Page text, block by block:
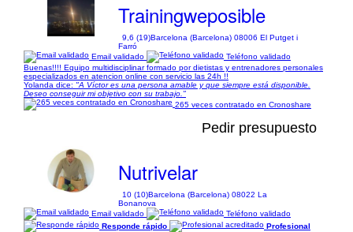
Trainingweposible
9,6 (19)Barcelona (Barcelona) 08006 El Putget i
Farró
Email validado
Teléfono validado
Buenas!!!! Equipo multidisciplinar formado por dietistas y entrenadores personales
especializados en atencion online con servicio las 24h !!
Yolanda dice: "A Víctor es una persona amable y que siempre está disponible.
Deseo conseguir mi objetivo con su trabajo."
265 veces contratado en Cronoshare
Pedir presupuesto
Nutrivelar
10 (10)Barcelona (Barcelona) 08022 La
Bonanova
Email validado
Teléfono validado
Responde rápido
Profesional